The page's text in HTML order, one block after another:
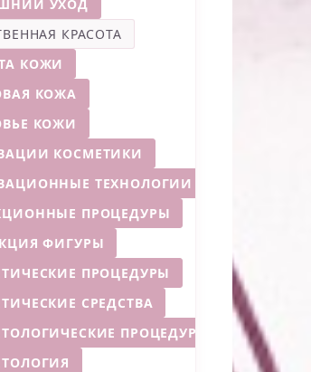
УХОД
КРАСОТА
КОЖИ
КОЖА
КОЖИ
КОСМЕТИКИ
ТЕХНОЛОГИИ
ПРОЦЕДУРЫ
ФИГУРЫ
ПРОЦЕДУРЫ
СРЕДСТВА
ПРОЦЕДУРЫ